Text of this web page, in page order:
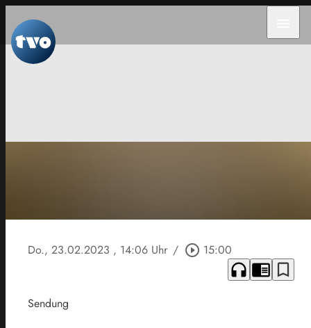
Do., 23.02.2023 , 14:06 Uhr / play_circle_outline 15:00
headphones chrome_reader_mode bookmark_border
Sendung